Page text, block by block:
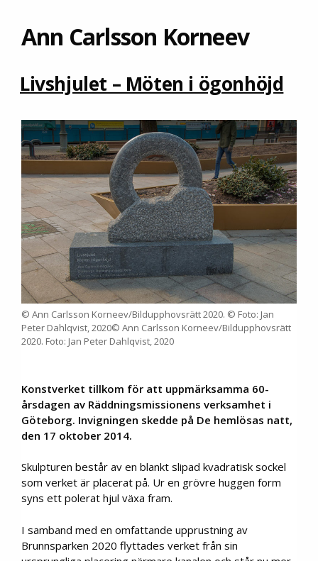
Ann Carlsson Korneev
Livshjulet – Möten i ögonhöjd
© Ann Carlsson Korneev/Bildupphovsrätt 2020. © Foto: Jan
Peter Dahlqvist, 2020© Ann Carlsson Korneev/Bildupphovsrätt
2020. Foto: Jan Peter Dahlqvist, 2020
Konstverket tillkom för att uppmärksamma 60-
årsdagen av Räddningsmissionens verksamhet i
Göteborg. Invigningen skedde på De hemlösas natt,
den 17 oktober 2014.
Skulpturen består av en blankt slipad kvadratisk sockel
som verket är placerat på. Ur en grövre huggen form
syns ett polerat hjul växa fram.
I samband med en omfattande upprustning av
Brunnsparken 2020 flyttades verket från sin